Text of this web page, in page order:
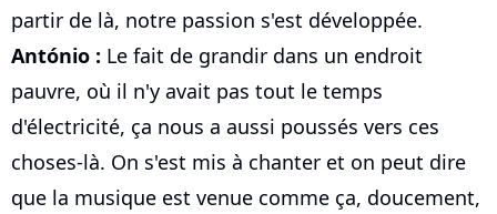
partir de là, notre passion s'est développée.
António : Le fait de grandir dans un endroit
pauvre, où il n'y avait pas tout le temps
d'électricité, ça nous a aussi poussés vers ces
choses-là. On s'est mis à chanter et on peut dire
que la musique est venue comme ça, doucement,